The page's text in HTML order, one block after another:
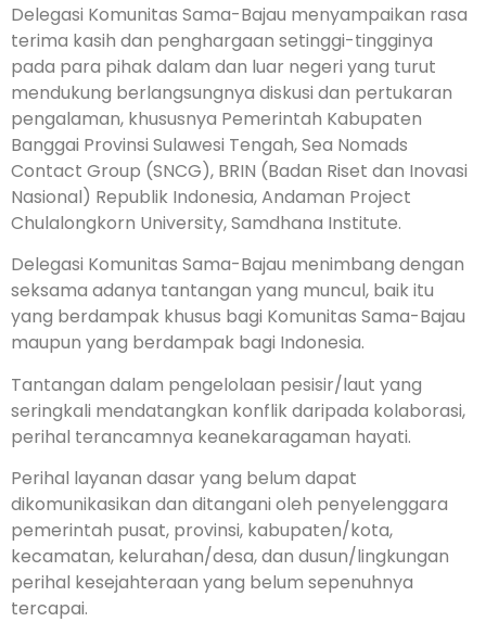
Delegasi Komunitas Sama-Bajau menyampaikan rasa
terima kasih dan penghargaan setinggi-tingginya
pada para pihak dalam dan luar negeri yang turut
mendukung berlangsungnya diskusi dan pertukaran
pengalaman, khususnya Pemerintah Kabupaten
Banggai Provinsi Sulawesi Tengah, Sea Nomads
Contact Group (SNCG), BRIN (Badan Riset dan Inovasi
Nasional) Republik Indonesia, Andaman Project
Chulalongkorn University, Samdhana Institute.
Delegasi Komunitas Sama-Bajau menimbang dengan
seksama adanya tantangan yang muncul, baik itu
yang berdampak khusus bagi Komunitas Sama-Bajau
maupun yang berdampak bagi Indonesia.
Tantangan dalam pengelolaan pesisir/laut yang
seringkali mendatangkan konflik daripada kolaborasi,
perihal terancamnya keanekaragaman hayati.
Perihal layanan dasar yang belum dapat
dikomunikasikan dan ditangani oleh penyelenggara
pemerintah pusat, provinsi, kabupaten/kota,
kecamatan, kelurahan/desa, dan dusun/lingkungan
perihal kesejahteraan yang belum sepenuhnya
tercapai.